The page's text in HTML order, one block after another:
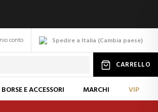
Spedire a Italia (Cambia paese)
conto
CARRELLO
BORSE E ACCESSORI MARCHI VIP